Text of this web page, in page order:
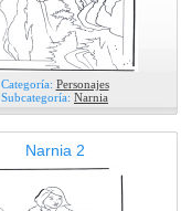
Categoría: Personajes
Subcategoría: Narnia
Narnia 2